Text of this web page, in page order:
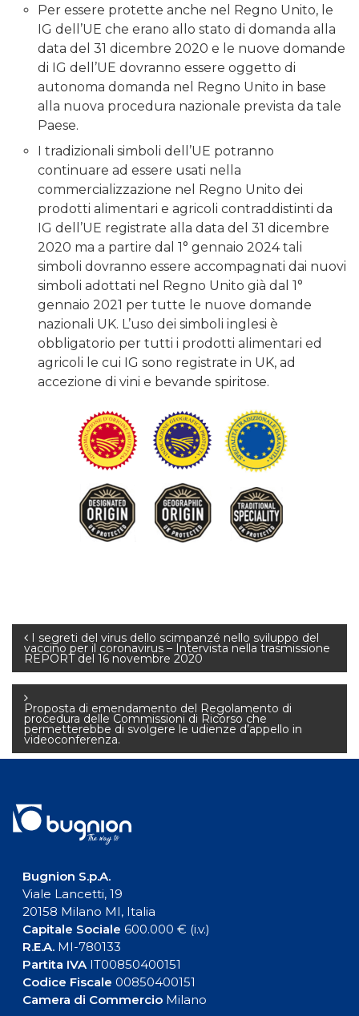
Per essere protette anche nel Regno Unito, le
IG dell’UE che erano allo stato di domanda alla
data del 31 dicembre 2020 e le nuove domande
di IG dell’UE dovranno essere oggetto di
autonoma domanda nel Regno Unito in base
alla nuova procedura nazionale prevista da tale
Paese.
I tradizionali simboli dell’UE potranno
continuare ad essere usati nella
commercializzazione nel Regno Unito dei
prodotti alimentari e agricoli contraddistinti da
IG dell’UE registrate alla data del 31 dicembre
2020 ma a partire dal 1° gennaio 2024 tali
simboli dovranno essere accompagnati dai nuovi
simboli adottati nel Regno Unito già dal 1°
gennaio 2021 per tutte le nuove domande
nazionali UK. L’uso dei simboli inglesi è
obbligatorio per tutti i prodotti alimentari ed
agricoli le cui IG sono registrate in UK, ad
accezione di vini e bevande spiritose.
Navigazione
articoli
I segreti del virus dello scimpanzé nello sviluppo del
vaccino per il coronavirus – Intervista nella trasmissione
REPORT del 16 novembre 2020
Proposta di emendamento del Regolamento di
procedura delle Commissioni di Ricorso che
permetterebbe di svolgere le udienze d’appello in
videoconferenza.
Bugnion S.p.A.
Viale Lancetti, 19
20158 Milano MI, Italia
Capitale Sociale 600.000 € (i.v.)
R.E.A.MI-780133
Partita IVAIT00850400151
Codice Fiscale 00850400151
Camera di CommercioMilano